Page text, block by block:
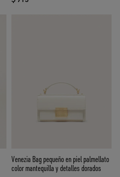
Venezia Bag pequeño en piel palmellato
color mantequilla y detalles dorados